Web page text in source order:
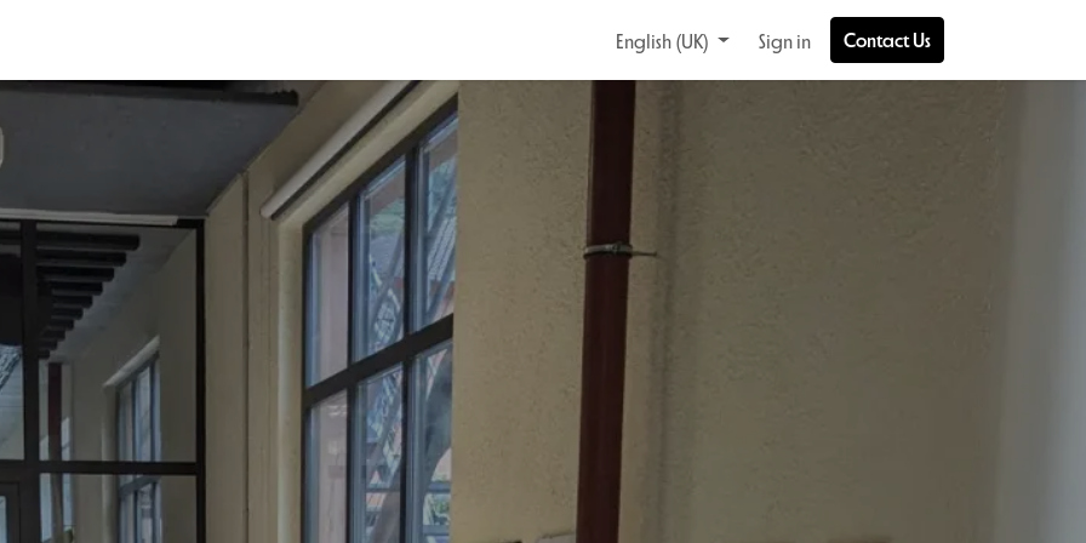
English (UK) Sign in Contact Us